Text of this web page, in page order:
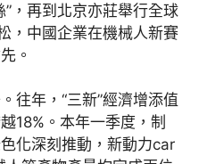
，再到北京亦莊舉行全球
，中國企業在機械人新賽
。
往年，“三新”經濟增添值
18%。本年一季度，制
化深刻推動，新動力car